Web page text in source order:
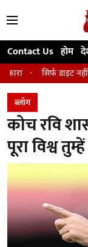
Contact Us होम
डाइट नहीं, सही आदतें
ब्लॉग
कोच रवि
पूरा विश्व